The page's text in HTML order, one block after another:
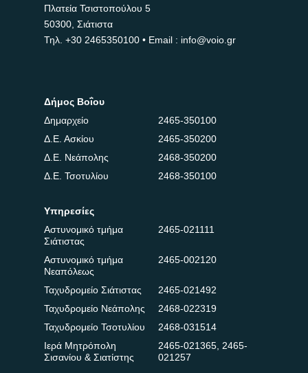
Πλατεία Τσιστοπούλου 5
50300, Σιάτιστα
Τηλ. +30 2465350100 • Email : info@voio.gr
Δήμος Βοΐου
Δημαρχείο
2465-350100
Δ.Ε. Ασκίου
2465-350200
Δ.Ε. Νεάπολης
2468-350200
Δ.Ε. Τσοτυλίου
2468-350100
Υπηρεσίες
Αστυνομικό τμήμα
Σιάτιστας
2465-021111
Αστυνομικό τμήμα
Νεαπόλεως
2465-002120
Ταχυδρομείο Σιάτιστας
2465-021492
Ταχυδρομείο Νεάπολης
2468-022319
Ταχυδρομείο Τσοτυλίου
2468-031514
Ιερά Μητρόπολη
Σισανίου & Σιατίστης
2465-021365, 2465-
021257